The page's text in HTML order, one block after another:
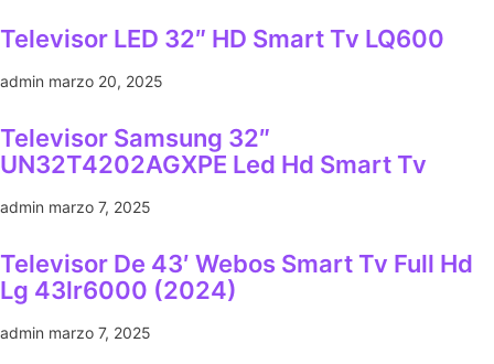
Televisor LED 32″ HD Smart Tv LQ600
admin marzo 20, 2025
Televisor Samsung 32″
UN32T4202AGXPE Led Hd Smart Tv
admin marzo 7, 2025
Televisor De 43′ Webos Smart Tv Full Hd
Lg 43lr6000 (2024)
admin marzo 7, 2025